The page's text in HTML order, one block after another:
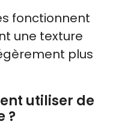
fonctionnent
une texture
plus
utiliser de
?